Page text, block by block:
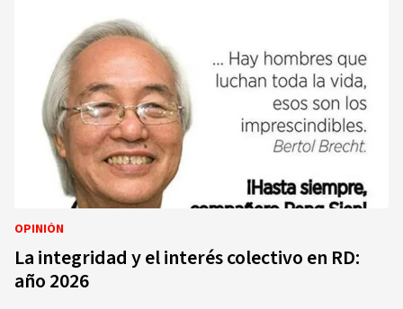
OPINIÓN
La integridad y el interés colectivo en RD:
año 2026